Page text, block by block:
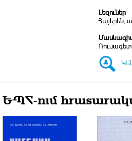
Լեզուներ
Հայերեն,
ԵՊՀ-ում